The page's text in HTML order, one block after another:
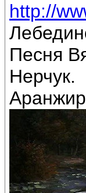
http://
Песня
Нерчук.